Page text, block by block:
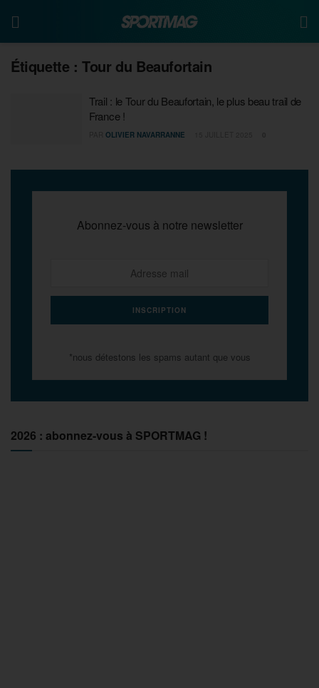
Étiquette :Tour du Beaufortain
Trail : le Tour du Beaufortain, le plus beau trail de
France !
OLIVIER NAVARRANNE
Abonnez-vous à notre newsletter
*nous détestons les spams autant que vous
2026 : abonnez-vous à SPORTMAG !